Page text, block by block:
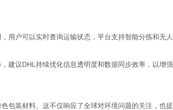
用户可以实时查询运输状态，平台支持智能分拣和无
建议DHL持续优化信息透明度和数据同步效率，以增
包装材料。这不仅响应了全球对环境问题的关注，也